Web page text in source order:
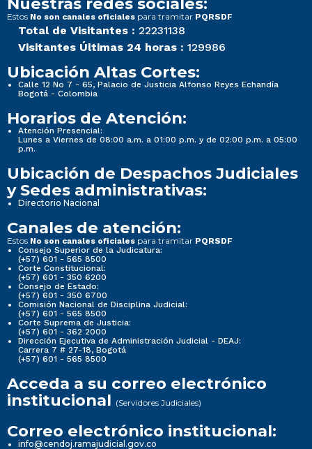
Estos No son canales oficiales para tramitar PQRSDF
Total de Visitantes : 22231138
Visitantes Últimas 24 horas : 129986
Ubicación Altas Cortes:
Calle 12 No 7 - 65, Palacio de Justicia Alfonso Reyes Echandía
Bogotá - Colombia
Horarios de Atención:
Atención Presencial:
Lunes a Viernes de 08:00 a.m. a 01:00 p.m. y de 02:00 p.m. a 05:00
p.m.
Ubicación de Despachos Judiciales
y Sedes administrativas:
Directorio Nacional
Canales de atención:
Estos No son canales oficiales para tramitar PQRSDF
Consejo Superior de la Judicatura:
(+57) 601 - 565 8500
Corte Constitucional:
(+57) 601 - 350 6200
Consejo de Estado:
(+57) 601 - 350 6700
Comisión Nacional de Disciplina Judicial:
(+57) 601 - 565 8500
Corte Suprema de Justicia:
(+57) 601 - 362 2000
Dirección Ejecutiva de Administración Judicial - DEAJ:
Carrera 7 # 27-18, Bogotá
(+57) 601 - 565 8500
Acceda a su correo electrónico
institucional (Servidores Judiciales)
Correo electrónico institucional:
info@cendoj.ramajudicial.gov.co